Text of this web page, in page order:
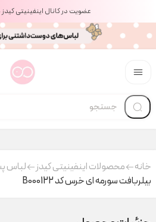
عضویت در کانال اینفینیتی
خانه محصولات اینفینیتی کیدز
لباس
بیلربافت سورمه ای خرس کد B000122